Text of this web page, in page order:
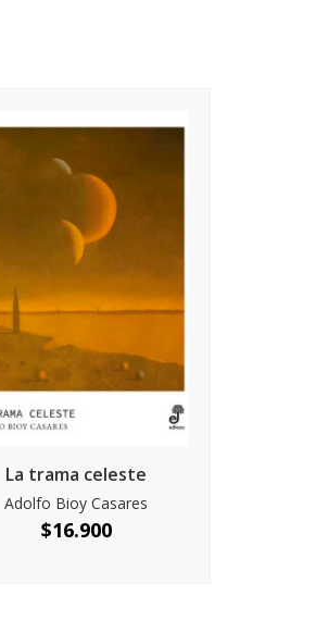
La trama celeste
Adolfo Bioy Casares
$16.900